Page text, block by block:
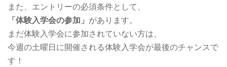
また、エントリーの必須条件として、
「体験入学会の参加」 があります。
まだ体験入学会に参加されていない方は、
今週の土曜日に開催される体験入学会が最後のチャンスで
す！